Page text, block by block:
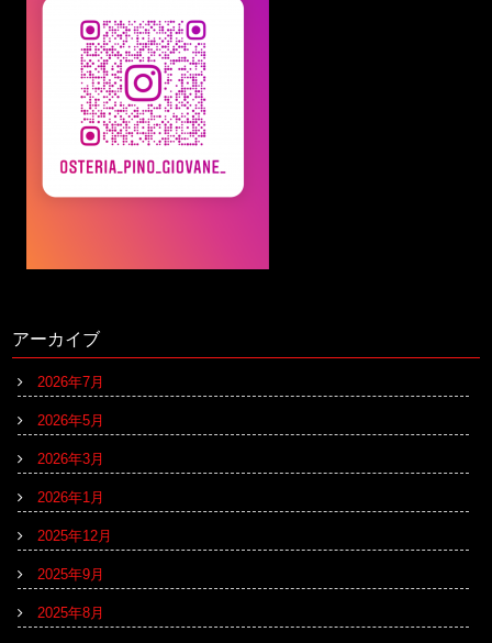
アーカイブ
2026年7月
2026年5月
2026年3月
2026年1月
2025年12月
2025年9月
2025年8月